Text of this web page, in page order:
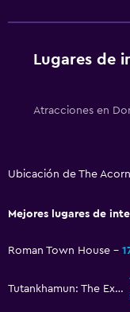
Secador de pelo
Espacio de
Lugares de
Atracciones en
Ubicación de The
Mejores lugares de
Roman Town House
Tutankhamun: The Exhibition